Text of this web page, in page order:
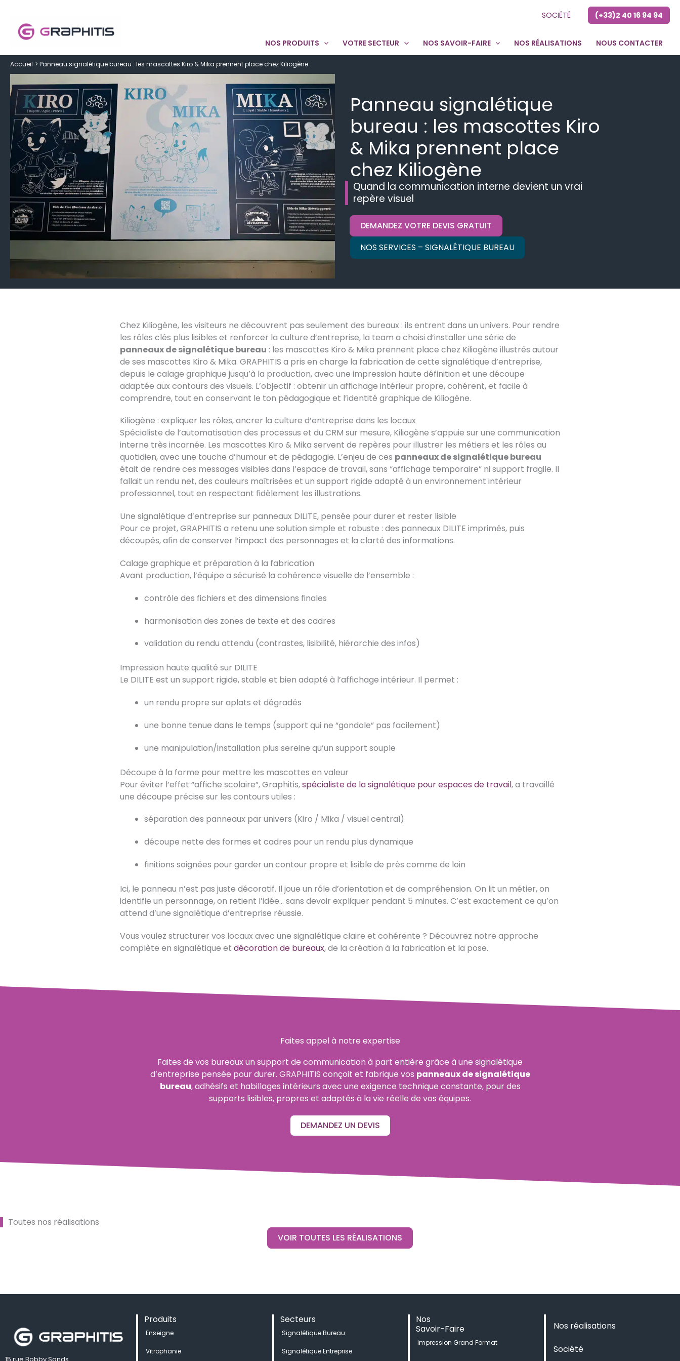
contenu
SOCIÉTÉ (+33)2 40 16 94 94
NOS PRODUITS VOTRE SECTEUR NOS SAVOIR-FAIRE NOS RÉALISATIONS NOUS CONTACTER
Accueil Panneau signalétique bureau : les mascottes Kiro & Mika prennent place chez Kiliogène
Panneau signalétique
bureau : les mascottes Kiro
& Mika prennent place
chez Kiliogène
Quand la communication interne devient un vrai
repère visuel
DEMANDEZ VOTRE DEVIS GRATUIT
NOS SERVICES – SIGNALÉTIQUE BUREAU
Chez Kiliogène, les visiteurs ne découvrent pas seulement des bureaux : ils entrent dans un univers. Pour rendre
les rôles clés plus lisibles et renforcer la culture d’entreprise, la team a choisi d’installer une série de
panneaux de signalétique bureau : les mascottes Kiro & Mika prennent place chez Kiliogène illustrés autour
de ses mascottes Kiro & Mika. GRAPHITIS a pris en charge la fabrication de cette signalétique d’entreprise,
depuis le calage graphique jusqu’à la production, avec une impression haute définition et une découpe
adaptée aux contours des visuels. L’objectif : obtenir un affichage intérieur propre, cohérent, et facile à
comprendre, tout en conservant le ton pédagogique et l’identité graphique de Kiliogène.
Kiliogène : expliquer les rôles, ancrer la culture d’entreprise dans les locaux
Spécialiste de l’automatisation des processus et du CRM sur mesure, Kiliogène s’appuie sur une communication
interne très incarnée. Les mascottes Kiro & Mika servent de repères pour illustrer les métiers et les rôles au
quotidien, avec une touche d’humour et de pédagogie. L’enjeu de ces panneaux de signalétique bureau
était de rendre ces messages visibles dans l’espace de travail, sans “affichage temporaire” ni support fragile. Il
fallait un rendu net, des couleurs maîtrisées et un support rigide adapté à un environnement intérieur
professionnel, tout en respectant fidèlement les illustrations.
Une signalétique d’entreprise sur panneaux DILITE, pensée pour durer et rester lisible
Pour ce projet, GRAPHITIS a retenu une solution simple et robuste : des panneaux DILITE imprimés, puis
découpés, afin de conserver l’impact des personnages et la clarté des informations.
Calage graphique et préparation à la fabrication
Avant production, l’équipe a sécurisé la cohérence visuelle de l’ensemble :
contrôle des fichiers et des dimensions finales
harmonisation des zones de texte et des cadres
validation du rendu attendu (contrastes, lisibilité, hiérarchie des infos)
Impression haute qualité sur DILITE
Le DILITE est un support rigide, stable et bien adapté à l’affichage intérieur. Il permet :
un rendu propre sur aplats et dégradés
une bonne tenue dans le temps (support qui ne “gondole” pas facilement)
une manipulation/installation plus sereine qu’un support souple
Découpe à la forme pour mettre les mascottes en valeur
Pour éviter l’effet “affiche scolaire”, Graphitis,spécialiste de la signalétique pour espaces de travail, a travaillé
une découpe précise sur les contours utiles :
séparation des panneaux par univers (Kiro / Mika / visuel central)
découpe nette des formes et cadres pour un rendu plus dynamique
finitions soignées pour garder un contour propre et lisible de près comme de loin
Ici, le panneau n’est pas juste décoratif. Il joue un rôle d’orientation et de compréhension. On lit un métier, on
identifie un personnage, on retient l’idée… sans devoir expliquer pendant 5 minutes. C’est exactement ce qu’on
attend d’une signalétique d’entreprise réussie.
Vous voulez structurer vos locaux avec une signalétique claire et cohérente ? Découvrez notre approche
complète en signalétique et décoration de bureaux, de la création à la fabrication et la pose.
Faites appel à notre expertise
Faites de vos bureaux un support de communication à part entière grâce à une signalétique
d’entreprise pensée pour durer. GRAPHITIS conçoit et fabrique vos panneaux de signalétique
bureau, adhésifs et habillages intérieurs avec une exigence technique constante, pour des
supports lisibles, propres et adaptés à la vie réelle de vos équipes.
DEMANDEZ UN DEVIS
Toutes nos réalisations
VOIR TOUTES LES RÉALISATIONS
15 rue Bobby Sands
Produits
Enseigne
Vitrophanie
Secteurs
Signalétique Bureau
Signalétique Entreprise
Nos
Savoir-Faire
Impression Grand Format
Nos réalisations
Société